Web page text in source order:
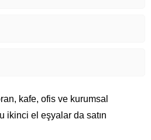
kafe, ofis ve kurumsal
ikinci el eşyalar da satın